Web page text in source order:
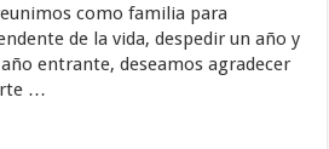
como familia para
de la vida, despedir un año y
entrante, deseamos agradecer
…